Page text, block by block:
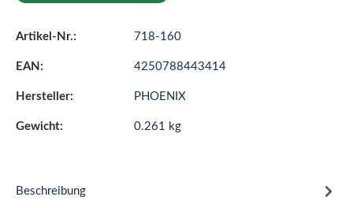
Artikel-Nr.: 718-160
EAN: 4250788443414
Hersteller: PHOENIX
Gewicht: 0.261 kg
Beschreibung